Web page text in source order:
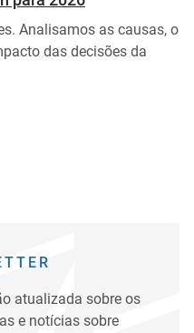
Analisamos as causas, o
das decisões da
atualizada sobre os
e notícias sobre